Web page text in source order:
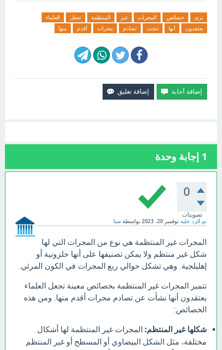
ترى خصائص المجرات غير المنتظمة تجعل
العلماء
يعتقدون
أنها نتجت تصادم مجرات أقدم منها
1 إجابة وحدة
0
تصويتات
تم الرد عليه نوفمبر 20، 2023 بواسطة صبا
المجرات غير المنتظمة هي نوع من المجرات التي لها
شكل غير منتظم ولا يمكن تصنيفها على أنها حلزونية أو
إهليلجية. وهي تشكل حوالي ربع المجرات في الكون المرئي.
تتميز المجرات غير المنتظمة بخصائص معينة تجعل العلماء
يعتقدون أنها نشأت عن تصادم مجرات أقدم منها. ومن هذه
الخصائص:
شكلها غير المنتظم: المجرات غير المنتظمة لها أشكال
مختلفة، مثل الشكل البيضاوي أو المسطح أو غير المنتظم